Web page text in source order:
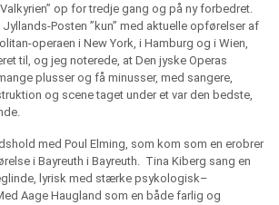
op for tredje gang og på ny forbedret.
Posten ”kun” med aktuelle opførelser af
operaen i New York, i Hamburg og i Wien,
til, og jeg noterede, at Den jyske Operas
plusser og få minusser, med sangere,
og scene taget under et var den bedste,
med Poul Elming, som kom som en erobrer
i Bayreuth i Bayreuth. Tina Kiberg sang en
lyrisk med stærke psykologisk–
Aage Haugland som en både farlig og